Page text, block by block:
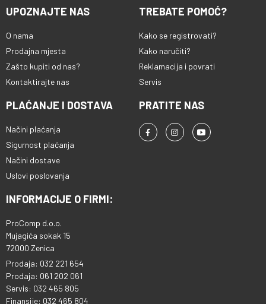
UPOZNAJTE NAS
O nama
Prodajna mjesta
Zašto kupiti od nas?
Kontaktirajte nas
TREBATE POMOĆ?
Kako se registrovati?
Kako naručiti?
Reklamacija i povrati
Servis
PLAĆANJE I DOSTAVA
Načini plaćanja
Sigurnost plaćanja
Načini dostave
Uslovi poslovanja
PRATITE NAS
INFORMACIJE O FIRMI:
ProComp d.o.o.
Mujagića sokak 15
72000 Zenica
Prodaja: 032 221 654
Prodaja: 061 202 061
Servis: 032 465 805
Finansije: 032 465 804